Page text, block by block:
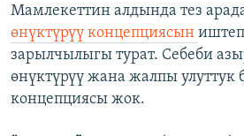
Мамлекеттин алдында тез
өнүктүрүү концепциясын
зарылчылыгы турат. Себеби
өнүктүрүү жана жалпы улуттук
концепциясы жок.